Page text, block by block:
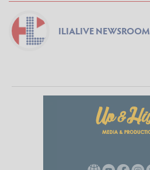
ILIALIVE NEWSROOM